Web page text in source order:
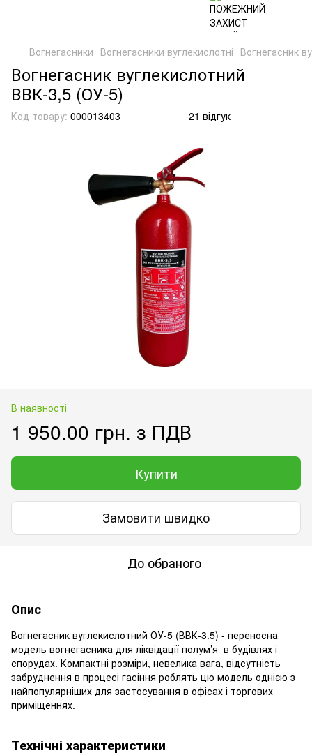
Вогнегасники Вогнегасники вуглекислотні Вогнегасник
Вогнегасник вуглекислотний
ВВК-3,5 (ОУ-5)
Код товару: 000013403 21 відгук
В наявності
1 950.00 грн. з ПДВ
Купити
Замовити швидко
До обраного
Опис
Вогнегасник вуглекислотний ОУ-5 (ВВК-3.5) - переносна
модель вогнегасника для ліквідації полум’я в будівлях і
спорудах. Компактні розміри, невелика вага, відсутність
забруднення в процесі гасіння роблять цю модель однією з
найпопулярніших для застосування в офісах і торгових
приміщеннях.
Технічні характеристики